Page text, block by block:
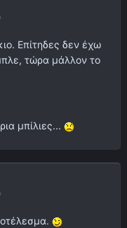
Επίτηδες δεν έχω
τώρα μάλλον το
μπίλιες...